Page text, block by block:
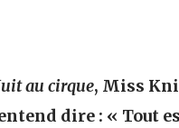
au cirque, Miss
dire : « Tout